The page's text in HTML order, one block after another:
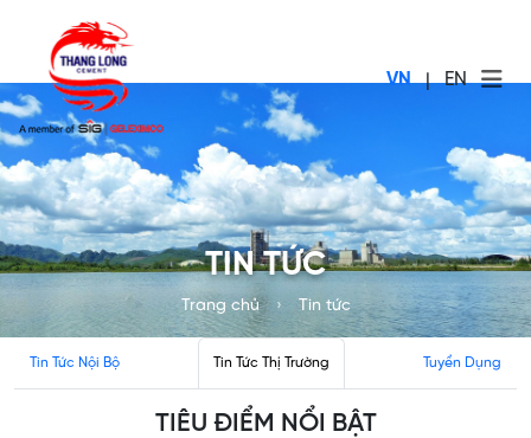
VN | EN
TIN TỨC
Trang chủ Tin tức
Tin Tức Nội Bộ Tin Tức Thị Trường Tuyển Dụng
TIÊU ĐIỂM NỔI BẬT